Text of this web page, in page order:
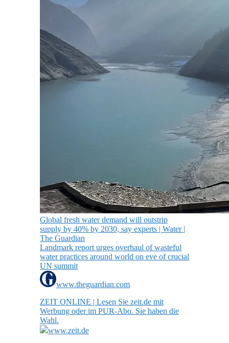
Global fresh water demand will outstrip
supply by 40% by 2030, say experts | Water |
The Guardian
Landmark report urges overhaul of wasteful
water practices around world on eve of crucial
UN summit
www.theguardian.com
ZEIT ONLINE | Lesen Sie zeit.de mit
Werbung oder im PUR-Abo. Sie haben die
Wahl.
www.zeit.de